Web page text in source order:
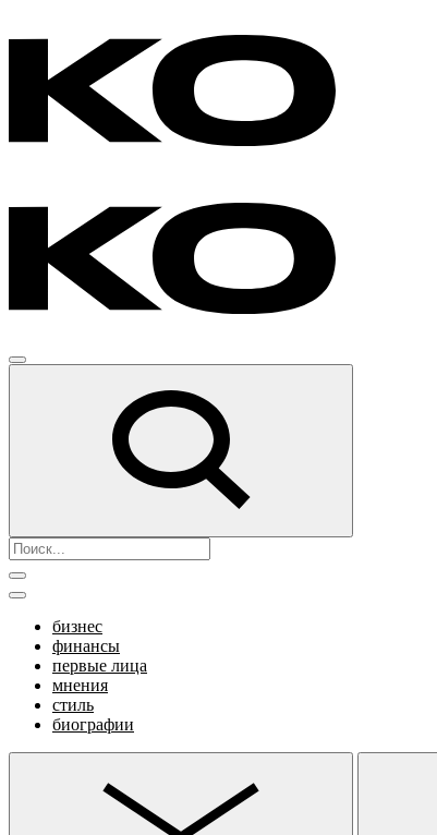
бизнес
финансы
первые лица
мнения
стиль
биографии